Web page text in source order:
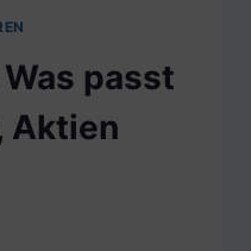
passt
Aktien